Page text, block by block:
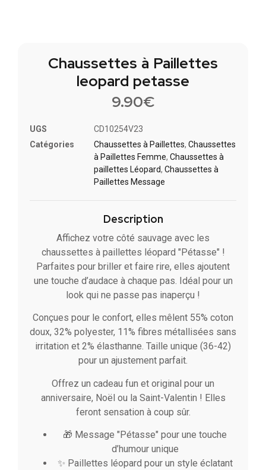
Chaussettes à Paillettes
leopard petasse
9.90€
UGS
CD10254V23
Catégories
Chaussettes à Paillette​s, Chaussettes
à Paillettes Femme, Chaussettes à
paillettes Léopard, Chaussettes à
Paillettes Message​
Description
Affichez votre côté sauvage avec les
chaussettes à paillettes léopard "Pétasse" !
Parfaites pour briller et faire rire, elles ajoutent
une touche d’audace à chaque pas. Idéal pour un
look qui ne passe pas inaperçu !
Conçues pour le confort, elles mêlent 55% coton
doux, 32% polyester, 11% fibres métallisées sans
irritation et 2% élasthanne. Taille unique (36-42)
pour un ajustement parfait.
Offrez un cadeau fun et original pour un
anniversaire, Noël ou la Saint-Valentin ! Elles
feront sensation à coup sûr.
🎁 Message "Pétasse" pour une touche
d’humour unique
✨ Paillettes léopard pour un style éclatant